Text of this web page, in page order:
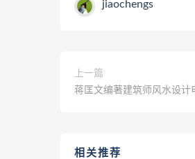
jiaochengs
上一篇
蒋匡文编著建筑师风水设
相关推荐